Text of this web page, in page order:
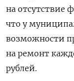
на отсутствие
что у
возможности
на ремонт
рублей.